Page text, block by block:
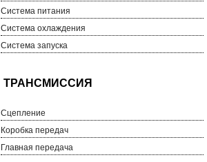
Система питания
Система охлаждения
Система запуска
Сцепление
Коробка передач
Главная передача